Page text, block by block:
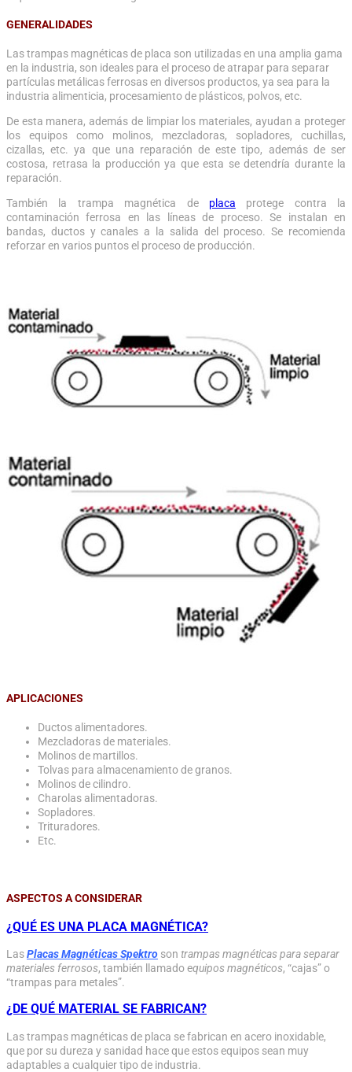
GENERALIDADES
Las trampas magnéticas de placa son utilizadas en una amplia gama
en la industria, son ideales para el proceso de atrapar para separar
partículas metálicas ferrosas en diversos productos, ya sea para la
industria alimenticia, procesamiento de plásticos, polvos, etc.
De esta manera, además de limpiar los materiales, ayudan a proteger
los equipos como molinos, mezcladoras, sopladores, cuchillas,
cizallas, etc. ya que una reparación de este tipo, además de ser
costosa, retrasa la producción ya que esta se detendría durante la
reparación.
También la trampa magnética de placa protege contra la
contaminación ferrosa en las líneas de proceso. Se instalan en
bandas, ductos y canales a la salida del proceso. Se recomienda
reforzar en varios puntos el proceso de producción.
APLICACIONES
Ductos alimentadores.
Mezcladoras de materiales.
Molinos de martillos.
Tolvas para almacenamiento de granos.
Molinos de cilindro.
Charolas alimentadoras.
Sopladores.
Trituradores.
Etc.
ASPECTOS A CONSIDERAR
¿QUÉ ES UNA PLACA MAGNÉTICA?
LasPlacas Magnéticas Spektro son trampas magnéticas para separar
materiales ferrosos, también llamado equipos magnéticos, “cajas” o
“trampas para metales”.
¿DE QUÉ MATERIAL SE FABRICAN?
Las trampas magnéticas de placa se fabrican en acero inoxidable,
que por su dureza y sanidad hace que estos equipos sean muy
adaptables a cualquier tipo de industria.